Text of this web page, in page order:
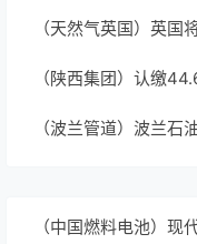
（天然气英国）英
（陕西集团）认缴